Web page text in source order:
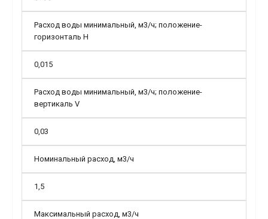
Расход воды минимальный, м3/ч; положение-
горизонталь Н
0,015
Расход воды минимальный, м3/ч; положение-
вертикаль V
0,03
Номинальный расход, м3/ч
1,5
Максимальный расход, м3/ч